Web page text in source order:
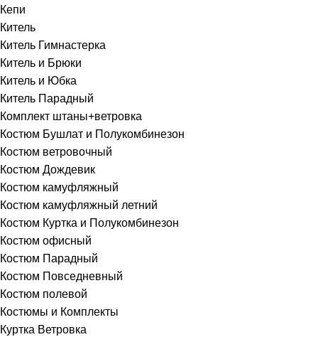
Кепи
Китель
Китель Гимнастерка
Китель и Брюки
Китель и Юбка
Китель Парадный
Комплект штаны+ветровка
Костюм Бушлат и Полукомбинезон
Костюм ветровочный
Костюм Дождевик
Костюм камуфляжный
Костюм камуфляжный летний
Костюм Куртка и Полукомбинезон
Костюм офисный
Костюм Парадный
Костюм Повседневный
Костюм полевой
Костюмы и Комплекты
Куртка Ветровка